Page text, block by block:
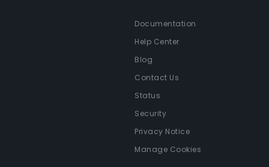
Documentation
Help Center
Blog
Contact Us
Status
Security
Privacy Notice
Manage Cookies